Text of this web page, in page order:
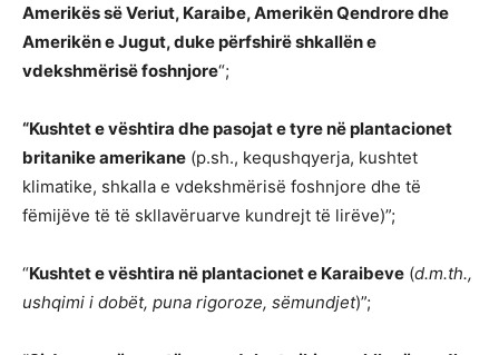
Amerikës së Veriut, Karaibe, Amerikën Qendrore dhe
Amerikën e Jugut, duke përfshirë shkallën e
vdekshmërisë foshnjore“;
“Kushtet e vështira dhe pasojat e tyre në plantacionet
britanike amerikane (p.sh., kequshqyerja, kushtet
klimatike, shkalla e vdekshmërisë foshnjore dhe të
fëmijëve të të skllavëruarve kundrejt të lirëve)”;
“Kushtet e vështira në plantacionet e Karaibeve (d.m.th.,
ushqimi i dobët, puna rigoroze, sëmundjet)”;